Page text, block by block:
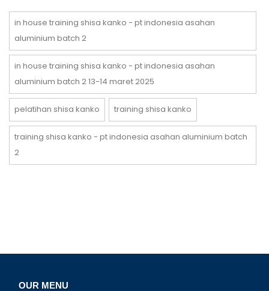
in house training shisa kanko - pt indonesia asahan
aluminium batch 2
in house training shisa kanko - pt indonesia asahan
aluminium batch 2 13-14 maret 2025
pelatihan shisa kanko training shisa kanko
training shisa kanko - pt indonesia asahan aluminium batch
2
OUR MENU